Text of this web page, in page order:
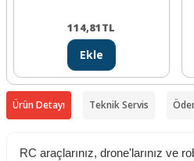
114,81TL
Ekle
Ürün Detayı Teknik Servis
RC araçlarınız, drone'larınız ve